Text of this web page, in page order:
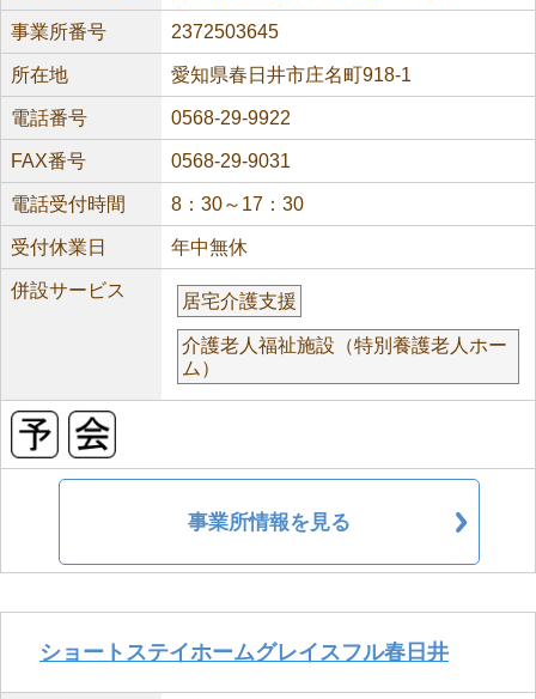
事業所番号 2372503645
所在地 愛知県春日井市庄名町918-1
電話番号 0568-29-9922
FAX番号 0568-29-9031
電話受付時間 8：30～17：30
受付休業日 年中無休
併設サービス
居宅介護支援
介護老人福祉施設（特別養護老人ホー
ム）
事業所情報を見る
ショートステイホームグレイスフル春日井